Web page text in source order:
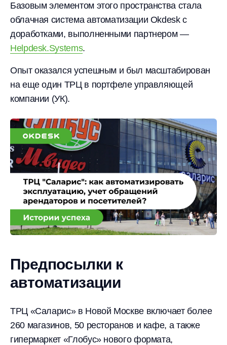
Базовым элементом этого пространства стала
облачная система автоматизации Okdesk с
доработками, выполненными партнером —
Helpdesk.Systems.
Опыт оказался успешным и был масштабирован
на еще один ТРЦ в портфеле управляющей
компании (УК).
Предпосылки к
автоматизации
ТРЦ «Саларис» в Новой Москве включает более
260 магазинов, 50 ресторанов и кафе, а также
гипермаркет «Глобус» нового формата,